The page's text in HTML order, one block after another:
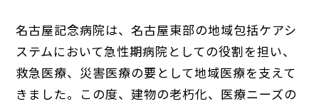
名古屋記念病院は、名古屋東部の地域包括ケアシ
ステムにおいて急性期病院としての役割を担い、
救急医療、災害医療の要として地域医療を支えて
きました。この度、建物の老朽化、医療ニーズの